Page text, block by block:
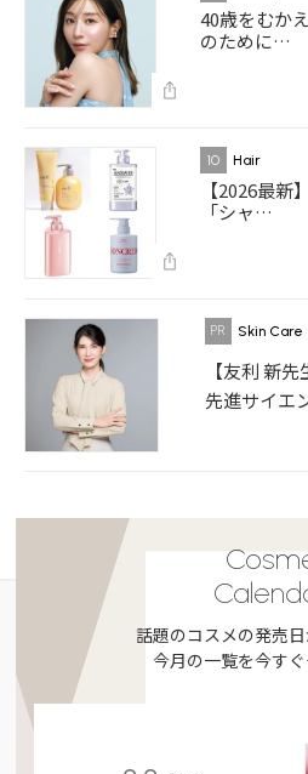
40歳をむか
のために…
10 Hair
【2026最
「シャ…
Skin Care
【友利 新
先進サイエ
話題のコスメの発売日
今月の一覧を今すぐ